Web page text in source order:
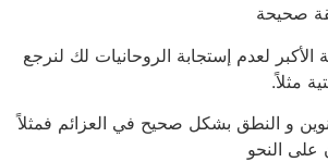
صحيحة
الأكبر لعدم إستجابة الروحانيات لك لنرجع
مثلاً.
و النطق بشكل صحيح في العزائم فمثلاً
النحو